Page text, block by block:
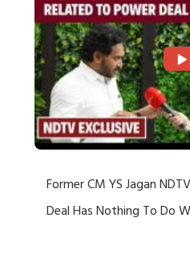
Former CM YS Jagan
Deal Has Nothing To Do